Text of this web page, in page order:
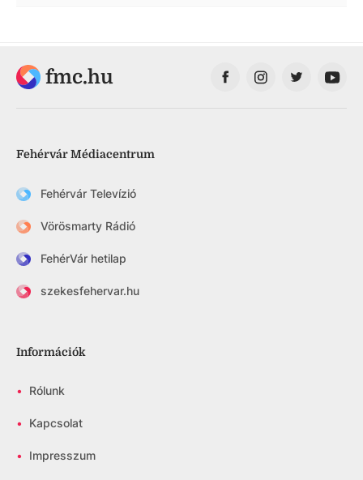
fmc.hu
Fehérvár Médiacentrum
Fehérvár Televízió
Vörösmarty Rádió
FehérVár hetilap
szekesfehervar.hu
Információk
• Rólunk
• Kapcsolat
• Impresszum